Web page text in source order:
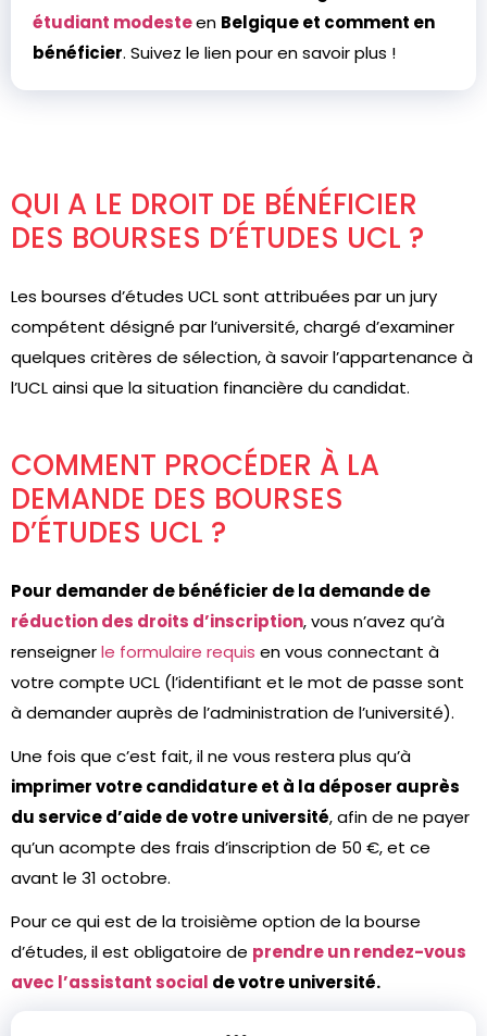
étudiant modesteen Belgique et comment en
bénéficier. Suivez le lien pour en savoir plus !
QUI A LE DROIT DE BÉNÉFICIER
DES BOURSES D’ÉTUDES UCL ?
Les bourses d’études UCL sont attribuées par un jury
compétent désigné par l’université, chargé d’examiner
quelques critères de sélection, à savoir l’appartenance à
l’UCL ainsi que la situation financière du candidat.
COMMENT PROCÉDER À LA
DEMANDE DES BOURSES
D’ÉTUDES UCL ?
Pour demander de bénéficier de la demande de
réduction des droits d’inscription, vous n’avez qu’à
renseignerle formulaire requis en vous connectant à
votre compte UCL (l’identifiant et le mot de passe sont
à demander auprès de l’administration de l’université).
Une fois que c’est fait, il ne vous restera plus qu’à
imprimer votre candidature et à la déposer auprès
du service d’aide de votre université, afin de ne payer
qu’un acompte des frais d’inscription de 50 €, et ce
avant le 31 octobre.
Pour ce qui est de la troisième option de la bourse
d’études, il est obligatoire de prendre un rendez-vous
avec l’assistant social de votre université.